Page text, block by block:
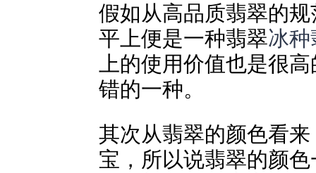
假如从高品质翡翠的
平上便是一种翡翠冰种
上的使用价值也是很
错的一种。
其次从翡翠的颜色看
宝，所以说翡翠的颜